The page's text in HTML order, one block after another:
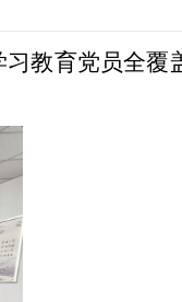
教育党员全覆